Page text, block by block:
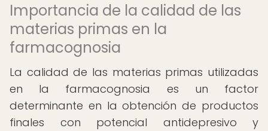
Importancia de la calidad de las
materias primas en la
farmacognosia
La calidad de las materias primas utilizadas
en la farmacognosia es un factor
determinante en la obtención de productos
finales con potencial antidepresivo y